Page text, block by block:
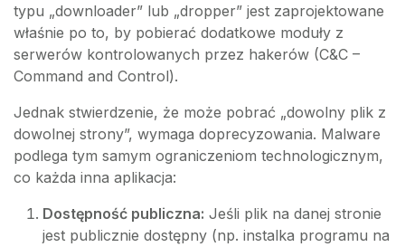
typu „downloader” lub „dropper” jest zaprojektowane
właśnie po to, by pobierać dodatkowe moduły z
serwerów kontrolowanych przez hakerów (C&C –
Command and Control).
Jednak stwierdzenie, że może pobrać „dowolny plik z
dowolnej strony”, wymaga doprecyzowania. Malware
podlega tym samym ograniczeniom technologicznym,
co każda inna aplikacja:
Dostępność publiczna: Jeśli plik na danej stronie
jest publicznie dostępny (np. instalka programu na